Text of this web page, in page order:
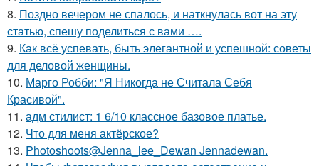
8. Поздно вечером не спалось, и наткнулась вот на эту
статью, спешу поделиться с вами ….
9. Как всё успевать, быть элегантной и успешной: советы
для деловой женщины.
10. Марго Робби: "Я Никогда не Считала Себя
Красивой".
11. адм стилист: 1 6/10 классное базовое платье.
12. Что для меня актёрское?
13. Photoshoots@Jenna_lee_Dewan Jennadewan.